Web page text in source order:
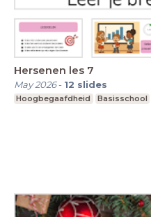
Hersenen les 7
May 2026- 12 slides
Hoogbegaafdheid Basisschool